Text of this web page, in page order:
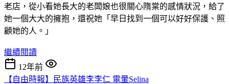
老店，從小看她長大的老闆娘也很關心隋棠的感情狀況，給了
她一個大大的擁抱，還祝她「早日找到一個可以好好保護、照
顧她的人。」
繼續閱讀
12年前
【自由時報】民族英雄李李仁 電暈Selina